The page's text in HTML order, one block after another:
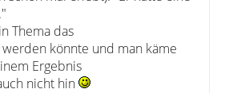
Thema das
könnte und man käme
Ergebnis
nicht hin